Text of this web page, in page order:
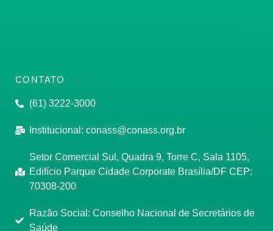
CONTATO
(61) 3222-3000
Institucional: conass@conass.org.br
Setor Comercial Sul, Quadra 9, Torre C, Sala 1105,
Edifício Parque Cidade Corporate Brasília/DF CEP:
70308-200
Razão Social: Conselho Nacional de Secretários de
Saúde